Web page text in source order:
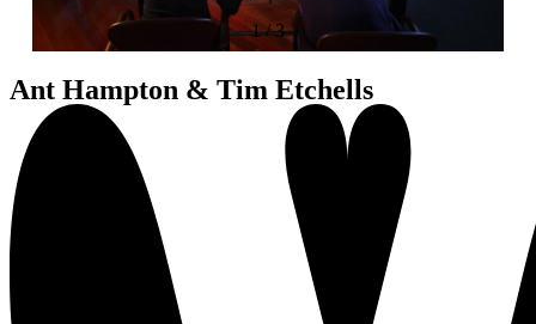
1/3
Ant Hampton & Tim Etchells